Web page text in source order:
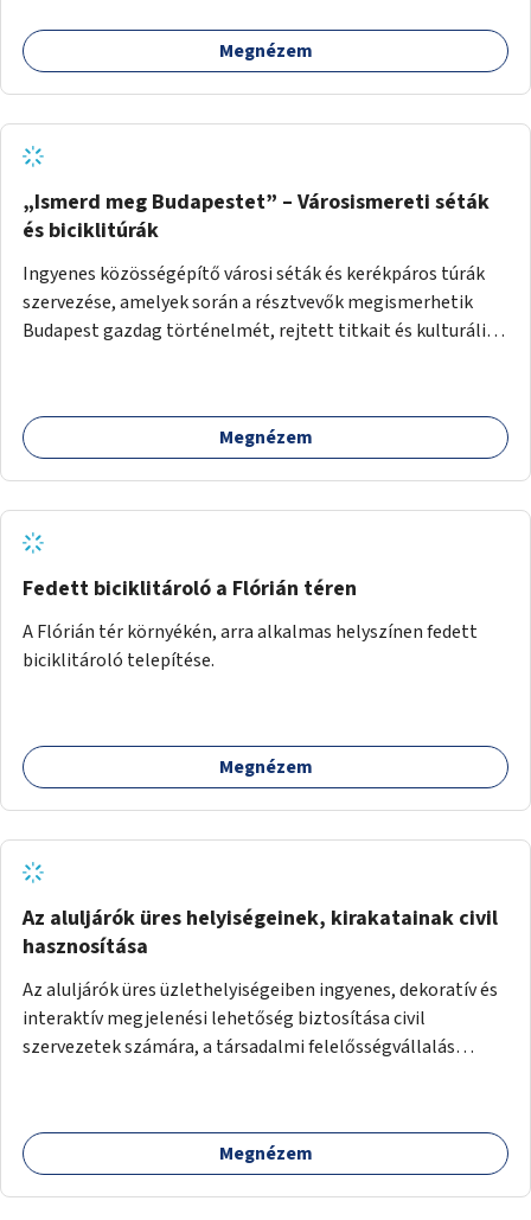
Megnézem
„Ismerd meg Budapestet” – Városismereti séták
és biciklitúrák
Ingyenes közösségépítő városi séták és kerékpáros túrák
szervezése, amelyek során a résztvevők megismerhetik
Budapest gazdag történelmét, rejtett titkait és kulturális
nyújthat.
Megnézem
Fedett biciklitároló a Flórián téren
A Flórián tér környékén, arra alkalmas helyszínen fedett
biciklitároló telepítése.
Megnézem
Az aluljárók üres helyiségeinek, kirakatainak civil
hasznosítása
Az aluljárók üres üzlethelyiségeiben ingyenes, dekoratív és
interaktív megjelenési lehetőség biztosítása civil
szervezetek számára, a társadalmi felelősségvállalás
például rajzokkal, kérdésekkel, üzenetküldési lehetőséggel
vagy akciónapokkal – bérleti és közüzemi díjak nélkül, a
Megnézem